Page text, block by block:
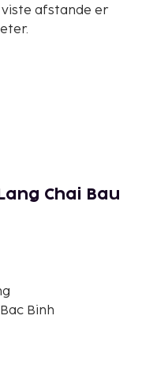
afstande er
Binh - Tan Son
Chai Bau
Binh